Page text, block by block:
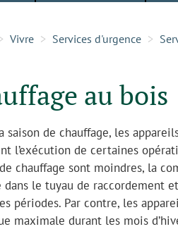
Vivre Services d'urgence
au bois
saison de chauffage, les
l’exécution de certaines
chauffage sont moindres, la
dans le tuyau de raccordement
périodes. Par contre, les
maximale durant les mois